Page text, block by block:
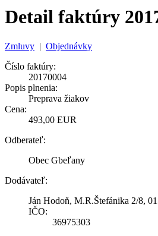
Detail faktúry
Zmluvy | Objednávky
Číslo faktúry:
20170004
Popis plnenia:
Preprava žiakov
Cena:
493,00 EUR
Odberateľ:
Obec Gbeľany
Dodávateľ:
Ján Hodoň, M.R.Štefánika 2/8,
IČO:
36975303